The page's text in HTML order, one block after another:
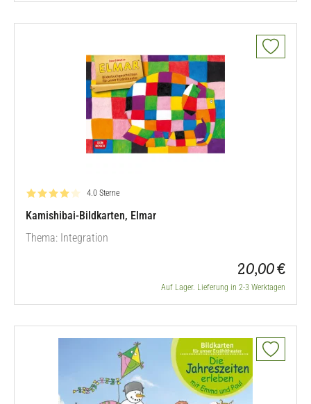
Bewertung: 4.0 von 5
4.0 Sterne
Kamishibai-Bildkarten, Elmar
Thema: Integration
20,00 €
Auf Lager. Lieferung in 2-3 Werktagen